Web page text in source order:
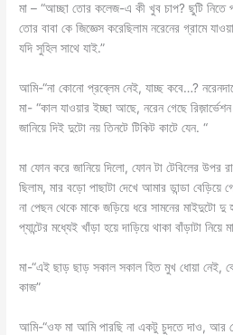
মা – “আচ্ছা তোর কলেজ-এ কী খুব চাপ? ছুটি নিতে
তোর বাবা কে জিজ্ঞেস করেছিলাম নরেনের গ্রামে
যদি সুহিল সাথে যাই.”
আমি-“না কোনো প্রব্লেম নেই, যাচ্ছ কবে…?
মা- “কাল যাওয়ার ইচ্ছা আছে, নরেন গেছে
জানিয়ে দিই দুটো নয় তিনটে টিকিট কাটে যেন. “
মা ফোন করে জানিয়ে দিলো, ফোন টা টেবিলের উপর
ছিলাম, মার বড়ো পাছাটা দেখে আমার ডান্ডা বেড়িয়ে
না পেছন থেকে মাকে জড়িয়ে ধরে সামনের মাইদুটো
প্যান্টের মধ্যেই খাঁড়া হয়ে দাড়িয়ে থাকা বাঁড়াটা
মা-“এই ছাড় ছাড় সকাল সকাল হিত মুখ ধোয়া নেই,
কাজ”
আমি-“ওফ মা আমি পারছি না একটু চুদতে দাও, আর